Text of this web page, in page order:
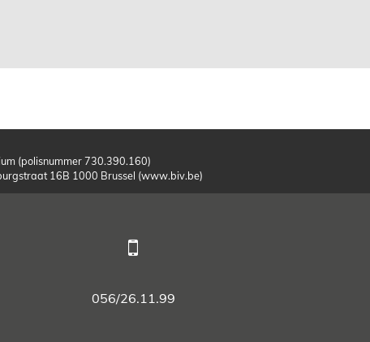
(polisnummer 730.390.160)
16B 1000 Brussel (www.biv.be)
056/26.11.99